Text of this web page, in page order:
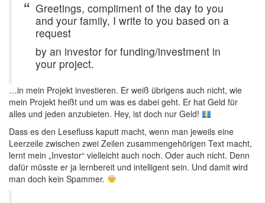
Greetings, compliment of the day to you
and your family, I write to you based on a
request
by an investor for funding/investment in
your project.
…in mein Projekt investieren. Er weiß übrigens auch nicht, wie
mein Projekt heißt und um was es dabei geht. Er hat Geld für
alles und jeden anzubieten. Hey, ist doch nur Geld!
Dass es den Lesefluss kaputt macht, wenn man jeweils eine
Leerzeile zwischen zwei Zeilen zusammengehörigen Text macht,
lernt mein „Investor“ vielleicht auch noch. Oder auch nicht. Denn
dafür müsste er ja lernbereit und intelligent sein. Und damit wird
man doch kein Spammer.